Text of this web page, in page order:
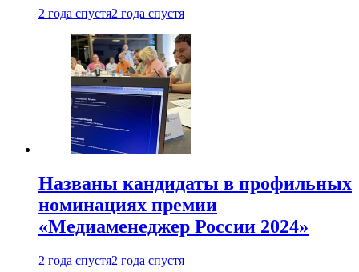
2 года спустя2 года спустя
Названы кандидаты в профильных
номинациях премии
«Медиаменеджер России 2024»
2 года спустя2 года спустя